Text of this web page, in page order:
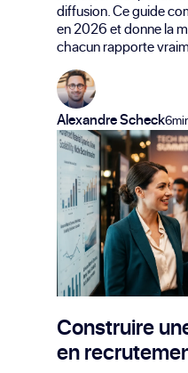
diffusion. Ce guide
en 2026 et donne la
chacun rapporte
Alexandre Scheck
Construire
en